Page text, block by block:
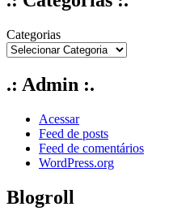
Categorias
.: Admin :.
Acessar
Feed de posts
Feed de comentários
WordPress.org
Blogroll